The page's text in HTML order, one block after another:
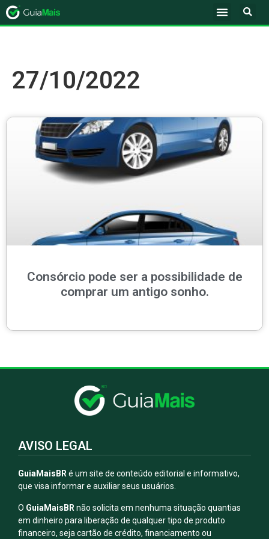
27/10/2022
Consórcio pode ser a possibilidade de
comprar um antigo sonho.
AVISO LEGAL
GuiaMaisBR é um site de conteúdo editorial e informativo,
que visa informar e auxiliar seus usuários.
O GuiaMaisBR não solicita em nenhuma situação quantias
em dinheiro para liberação de qualquer tipo de produto
financeiro, seja cartão de crédito, financiamento ou